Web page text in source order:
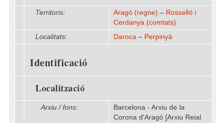
Territoris: Aragó (regne) – Rosselló i
Cerdanya (comtats)
Localitats:
Daroca – Perpinyà
Identificació
Localització
Arxiu / fons:
Barcelona - Arxiu de la
Corona d'Aragó [Arxiu Reial